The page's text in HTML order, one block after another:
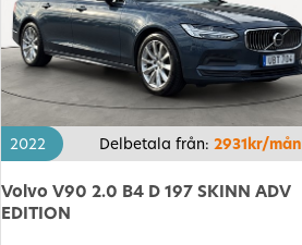
2022 Delbetala från: 2931kr/mån
Volvo V90 2.0 B4 D 197 SKINN ADV
EDITION